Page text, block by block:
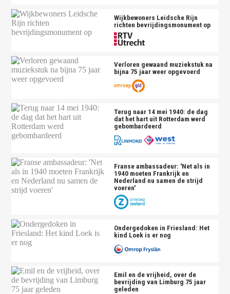
Wijkbewoners Leidsche Rijn
richten bevrijdingsmonument op
Verloren gewaand muziekstuk na
bijna 75 jaar weer opgevoerd
Terug naar 14 mei 1940: de dag
dat het hart uit Rotterdam werd
gebombardeerd
Franse ambassadeur: 'Net als in
1940 moeten Frankrijk en
Nederland nu samen de strijd
voeren'
Ondergedoken in Friesland: Het
kind Loek is er nog
Emil en de vrijheid, over de
bevrijding van Limburg 75 jaar
geleden